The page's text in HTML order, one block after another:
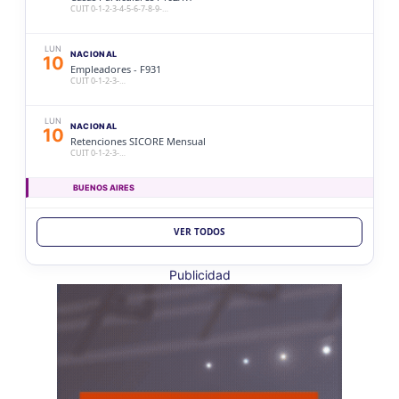
CUIT 0-1-2-3-4-5-6-7-8-9-…
LUN
10 NACIONAL
Empleadores - F931
CUIT 0-1-2-3-…
LUN
10 NACIONAL
Retenciones SICORE Mensual
CUIT 0-1-2-3-…
BUENOS AIRES
BUENOS AIRES
Ag. Bs As Reg Gral Retenc 2aQ
CUIT 0-1-2-3-4-5-6-7-8-9-…
LUN
10
10
VER TODOS
Publicidad